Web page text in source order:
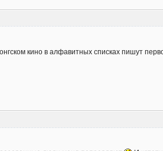
кино в алфавитных списках пишут